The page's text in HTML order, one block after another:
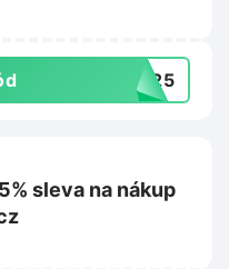
8425
sleva na nákup